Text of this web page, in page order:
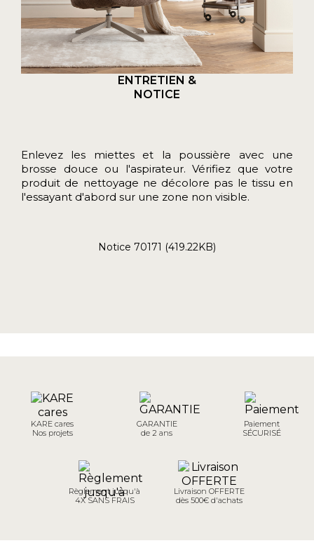
ENTRETIEN &
NOTICE
Enlevez les miettes et la poussière avec une
brosse douce ou l'aspirateur. Vérifiez que votre
produit de nettoyage ne décolore pas le tissu en
l'essayant d'abord sur une zone non visible.
Notice 70171 (419.22KB)
KARE cares
Nos projets
GARANTIE
de 2 ans
Paiement
SÉCURISÉ
Règlement jusqu'à
4X SANS FRAIS
Livraison OFFERTE
dès 500€ d'achats